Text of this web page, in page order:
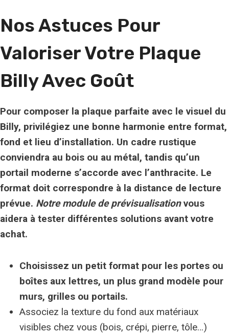
Nos Astuces Pour
Valoriser Votre Plaque
Billy Avec Goût
Pour composer la plaque parfaite avec le visuel du
Billy, privilégiez une bonne harmonie entre format,
fond et lieu d’installation. Un cadre rustique
conviendra au bois ou au métal, tandis qu’un
portail moderne s’accorde avec l’anthracite. Le
format doit correspondre à la distance de lecture
prévue. Notre module de prévisualisationvous
aidera à tester différentes solutions avant votre
achat.
Choisissez un petit format pour les portes ou
boîtes aux lettres, un plus grand modèle pour
murs, grilles ou portails.
Associez la texture du fond aux matériaux
visibles chez vous (bois, crépi, pierre, tôle…)